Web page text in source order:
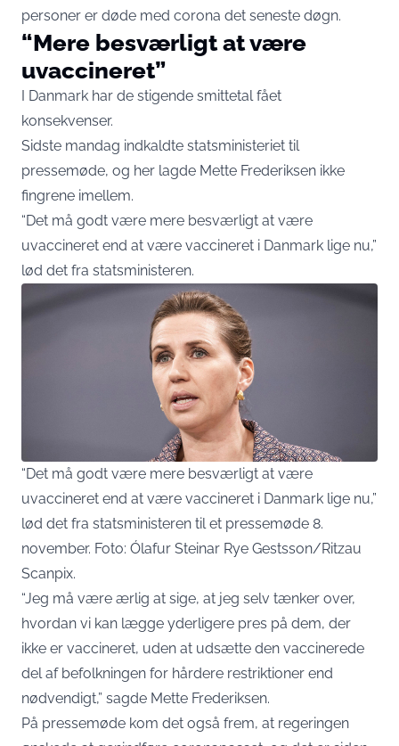
personer er døde med corona det seneste døgn.
“Mere besværligt at være
uvaccineret”
I Danmark har de stigende smittetal fået
konsekvenser.
Sidste mandag indkaldte statsministeriet til
pressemøde, og her lagde Mette Frederiksen ikke
fingrene imellem.
“Det må godt være mere besværligt at være
uvaccineret end at være vaccineret i Danmark lige nu,”
lød det fra statsministeren.
“Det må godt være mere besværligt at være
uvaccineret end at være vaccineret i Danmark lige nu,”
lød det fra statsministeren til et pressemøde 8.
november. Foto: Ólafur Steinar Rye Gestsson/Ritzau
Scanpix.
“Jeg må være ærlig at sige, at jeg selv tænker over,
hvordan vi kan lægge yderligere pres på dem, der
ikke er vaccineret, uden at udsætte den vaccinerede
del af befolkningen for hårdere restriktioner end
nødvendigt,” sagde Mette Frederiksen.
På pressemøde kom det også frem, at regeringen